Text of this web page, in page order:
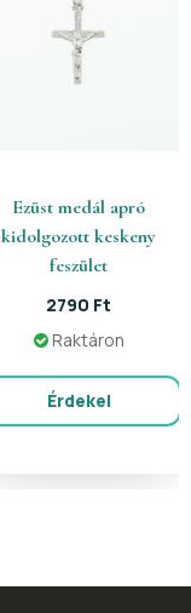
Ezüst medál apró
kidolgozott keskeny
feszület
2790 Ft
Raktáron
Érdekel